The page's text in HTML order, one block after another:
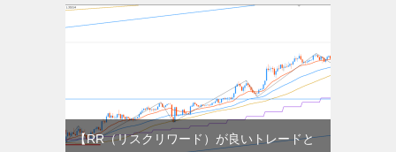
【RR（リスクリワード）が良いトレードと